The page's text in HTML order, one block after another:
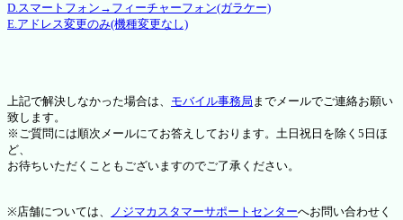
D.スマートフォン→フィーチャーフォン(ガラケー)
E.アドレス変更のみ(機種変更なし)
上記で解決しなかった場合は、 モバイル事務局 までメールでご連絡お願い
致します。
※ご質問には順次メールにてお答えしております。土日祝日を除く5日ほ
ど、
お待ちいただくこともございますのでご了承ください。
※店舗については、 ノジマカスタマーサポートセンターへお問い合わせく